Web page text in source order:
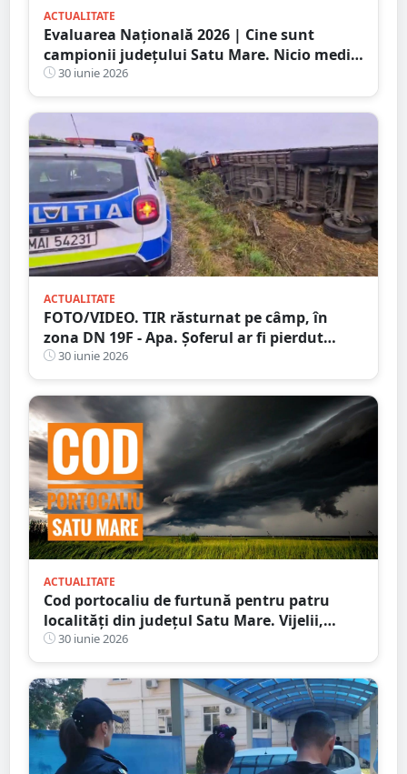
ACTUALITATE
Evaluarea Națională 2026 | Cine sunt
campionii județului Satu Mare. Nicio medie
de zece
30 iunie 2026
ACTUALITATE
FOTO/VIDEO. TIR răsturnat pe câmp, în
zona DN 19F - Apa. Șoferul ar fi pierdut
controlul într-o curbă
30 iunie 2026
ACTUALITATE
Cod portocaliu de furtună pentru patru
localități din județul Satu Mare. Vijelii,
averse torențiale și grindină de mici și
medii dimensiuni
30 iunie 2026